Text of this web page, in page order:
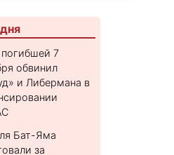
7
обвинил
и Либермана в
Бат-Яма
за